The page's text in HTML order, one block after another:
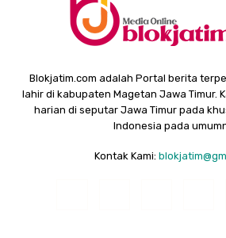
Blokjatim.com adalah Portal berita
lahir di kabupaten Magetan Jawa Timur.
harian di seputar Jawa Timur pada
Indonesia pada
Kontak Kami: